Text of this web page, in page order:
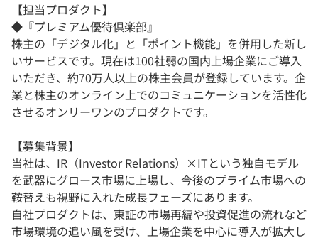
【担当プロダクト】
◆『プレミアム優待倶楽部』
株主の「デジタル化」と「ポイント機能」を併用した新し
いサービスです。現在は100社弱の国内上場企業にご導入
いただき、約70万人以上の株主会員が登録しています。企
業と株主のオンライン上でのコミュニケーションを活性化
させるオンリーワンのプロダクトです。
【募集背景】
当社は、IR（Investor Relations）×ITという独自モデル
を武器にグロース市場に上場し、今後のプライム市場への
鞍替えも視野に入れた成長フェーズにあります。
自社プロダクトは、東証の市場再編や投資促進の流れなど
市場環境の追い風を受け、上場企業を中心に導入が拡大し